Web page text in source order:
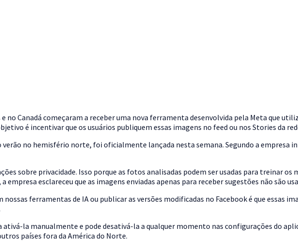
e no Canadá começaram a receber uma nova ferramenta desenvolvida pela Meta que
é incentivar que os usuários publiquem essas imagens no feed ou nos Stories da
verão no hemisfério norte, foi oficialmente lançada nesta semana. Segundo a empresa
sobre privacidade. Isso porque as fotos analisadas podem ser usadas para treinar os
empresa esclareceu que as imagens enviadas apenas para receber sugestões não são
ferramentas de IA ou publicar as versões modificadas no Facebook é que essas
la manualmente e pode desativá-la a qualquer momento nas configurações do
países fora da América do Norte.